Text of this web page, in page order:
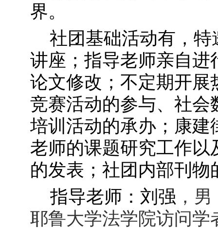
界。
社团基础活动有，
讲座；指导老师亲自
论文修改；不定期开
竞赛活动的参与、社
培训活动的承办；康
老师的课题研究工作
的发表；社团内部刊物
指导老师：刘强 ，
耶鲁大学法学院访问